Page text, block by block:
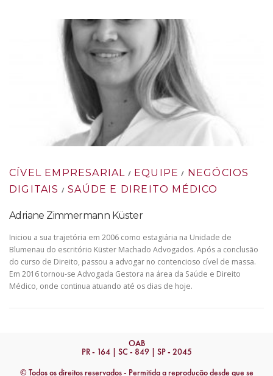
CÍVEL EMPRESARIAL / EQUIPE / NEGÓCIOS
DIGITAIS /SAÚDE E DIREITO MÉDICO
Adriane Zimmermann Küster
Iniciou a sua trajetória em 2006 como estagiária na Unidade de
Blumenau do escritório Küster Machado Advogados. Após a conclusão
do curso de Direito, passou a advogar no contencioso cível de massa.
Em 2016 tornou-se Advogada Gestora na área da Saúde e Direito
Médico, onde continua atuando até os dias de hoje.
OAB
PR - 164 | SC - 849 | SP - 2045
© Todos os direitos reservados - Permitida a reprodução desde que se